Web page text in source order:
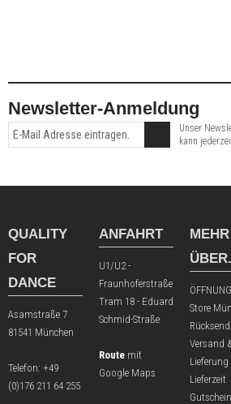
Newsletter-Anmeldung
Unser
kann
QUALITY
FOR
DANCE
Asamstraße 7
81541 München
Telefon: +49
(0)176 211 64 255
ANFAHRT
U1/U2 -
Fraunhoferstraße
Tram 18 - Eduard
Schmid-Straße
Route mit
Google Maps
MEHR
Store
Versand
Lieferung
Lieferzeit